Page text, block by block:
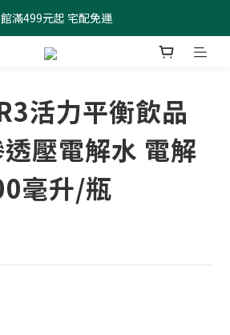
滿499元起 宅配免運
滿499元起 宅配免運
員 $100元購物金現領現折
活力平衡飲品
壓電解水 電解
毫升/瓶